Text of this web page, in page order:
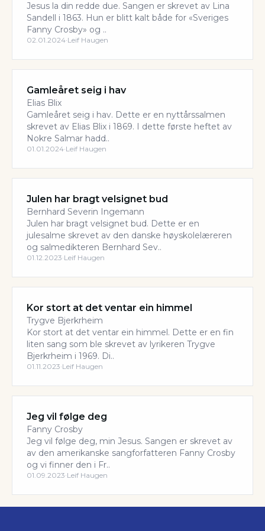
Jesus la din redde due. Sangen er skrevet av Lina
Sandell i 1863. Hun er blitt kalt både for «Sveriges
Fanny Crosby» og ..
02.01.2024·Leif Haugen
Gamleåret seig i hav
Elias Blix
Gamleåret seig i hav. Dette er en nyttårssalmen
skrevet av Elias Blix i 1869. I dette første heftet av
Nokre Salmar hadd..
01.01.2024·Leif Haugen
Julen har bragt velsignet bud
Bernhard Severin Ingemann
Julen har bragt velsignet bud. Dette er en
julesalme skrevet av den danske høyskolelæreren
og salmedikteren Bernhard Sev..
01.12.2023·Leif Haugen
Kor stort at det ventar ein himmel
Trygve Bjerkrheim
Kor stort at det ventar ein himmel. Dette er en fin
liten sang som ble skrevet av lyrikeren Trygve
Bjerkrheim i 1969. Di..
01.11.2023·Leif Haugen
Jeg vil følge deg
Fanny Crosby
Jeg vil følge deg, min Jesus. Sangen er skrevet av
av den amerikanske sangforfatteren Fanny Crosby
og vi finner den i Fr..
01.09.2023·Leif Haugen